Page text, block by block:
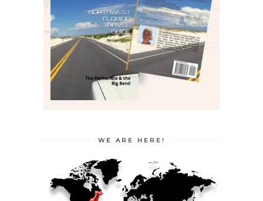
WE ARE HERE!